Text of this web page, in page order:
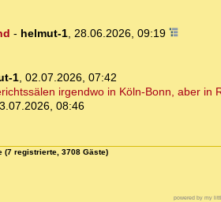
- helmut-1, 28.06.2026, 09:19
1, 02.07.2026, 07:42
irgendwo in Köln-Bonn, aber in
08:46
(7 registrierte, 3708 Gäste)
powered by my